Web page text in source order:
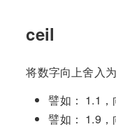
ceil
将数字向上舍入
譬如： 1.1
譬如： 1.9